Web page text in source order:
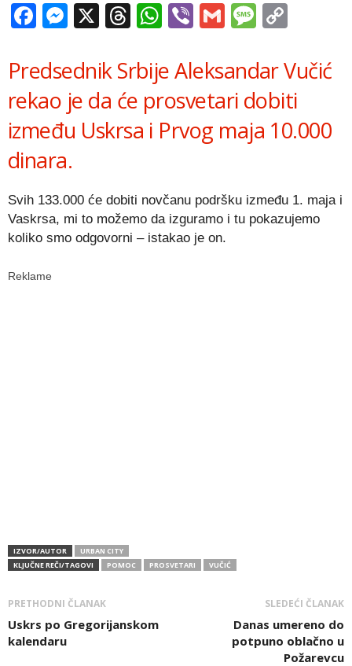
Facebook
Messenger
X Threads
WhatsApp
ViberGmail
Predsednik Srbije Aleksandar Vučić
rekao je da će prosvetari dobiti
između Uskrsa i Prvog maja 10.000
dinara.
Svih 133.000 će dobiti novčanu podršku između 1. maja i
Vaskrsa, mi to možemo da izguramo i tu pokazujemo
koliko smo odgovorni – istakao je on.
Reklame
IZVOR/AUTOR
URBAN CITY
KLJUČNE REČI/TAGOVI
POMOC PROSVETARI VUČIĆ
PRETHODNI ČLANAK
Uskrs po Gregorijanskom
kalendaru
SLEDEĆI ČLANAK
Danas umereno do
potpuno oblačno u
Požarevcu